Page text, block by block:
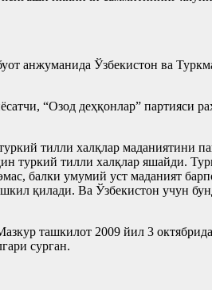
анжуманида Ўзбекистон ва
“Озод деҳқонлар” партияси
тилли халқлар маданиятини
туркий тилли халқлар яшайди.
балки умумий уст маданият
қилади. Ва Ўзбекистон учун
ташкилот 2009 йил 3
сурган.